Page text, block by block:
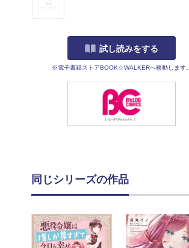
試し読みをする
※電子書籍ストアBOOK☆WALKERへ移動します。
同じシリーズの作品